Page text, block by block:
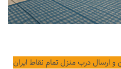
و ارسال درب منزل تمام نقاط ایران